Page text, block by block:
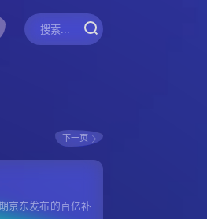
下一页
京东发布的百亿补